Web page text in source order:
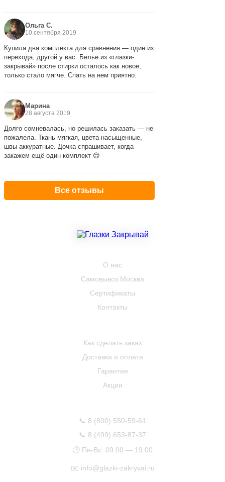
Ольга С.
10 сентября 2019
Купила два комплекта для сравнения — один из
перехода, другой у вас. Белье из «глазки-
закрывай» после стирки осталось как новое,
только стало мягче. Спать на нем приятно.
Марина
28 августа 2019
Долго сомневалась, но решилась заказать — не
пожалела. Ткань мягкая, цвета насыщенные,
швы аккуратные. Дочка спрашивает, когда
закажем ещё один комплект 😊
Все отзывы
О нас
Самовывоз Москва
Сертификаты
Контакты
Как сделать заказ
Доставка и оплата
Гарантия
Акции
📞 8 (800) 550-59-61
📞 8 (499) 653-87-37
🕒 Пн-Вс: 09:00 — 19:00
✉️ info@glazki-zakryvai.ru